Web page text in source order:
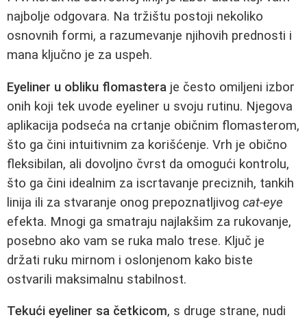
najbolje odgovara. Na tržištu postoji nekoliko
osnovnih formi, a razumevanje njihovih prednosti i
mana ključno je za uspeh.
Eyeliner u obliku flomastera je često omiljeni izbor
onih koji tek uvode eyeliner u svoju rutinu. Njegova
aplikacija podseća na crtanje običnim flomasterom,
što ga čini intuitivnim za korišćenje. Vrh je obično
fleksibilan, ali dovoljno čvrst da omogući kontrolu,
što ga čini idealnim za iscrtavanje preciznih, tankih
linija ili za stvaranje onog prepoznatljivog cat-eye
efekta. Mnogi ga smatraju najlakšim za rukovanje,
posebno ako vam se ruka malo trese. Ključ je
držati ruku mirnom i oslonjenom kako biste
ostvarili maksimalnu stabilnost.
Tekući eyeliner sa četkicom, s druge strane, nudi